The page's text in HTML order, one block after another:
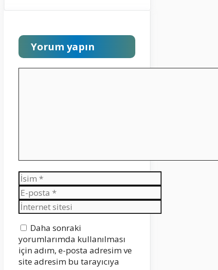
Yorum yapın
İsim
E-
posta
İnternet
sitesi
Daha sonraki
yorumlarımda kullanılması
için adım, e-posta adresim ve
site adresim bu tarayıcıya